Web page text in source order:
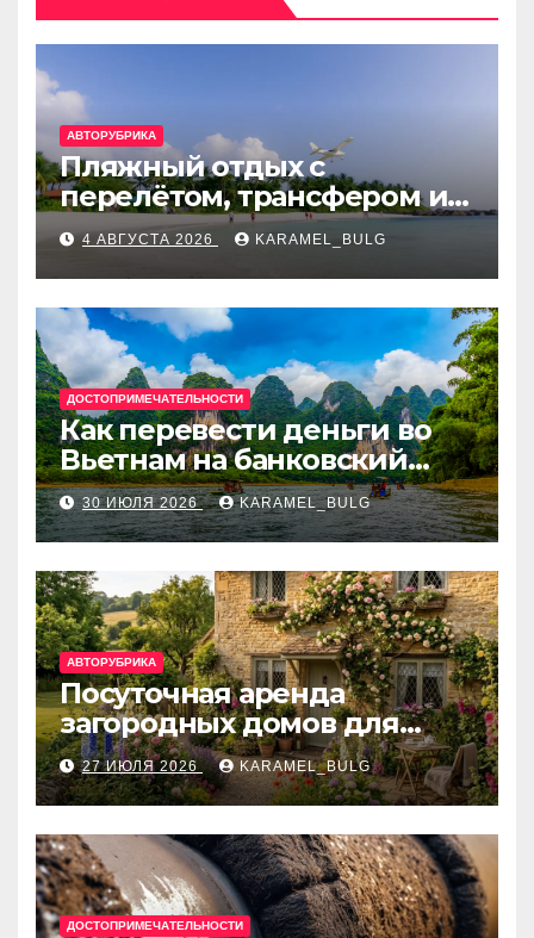
АВТОРУБРИКА
Пляжный отдых с
перелётом, трансфером и
отелем на Мальдивах, в
Турции, Греции, Таиланде
и Европе
4 АВГУСТА 2026 KARAMEL_BULG
ДОСТОПРИМЕЧАТЕЛЬНОСТИ
Как перевести деньги во
Вьетнам на банковский
счёт: VietcomBank, BIDV,
Techcombank и другие
банки
30 ИЮЛЯ 2026 KARAMEL_BULG
АВТОРУБРИКА
Посуточная аренда
загородных домов для
отдыха
27 ИЮЛЯ 2026 KARAMEL_BULG
ДОСТОПРИМЕЧАТЕЛЬНОСТИ